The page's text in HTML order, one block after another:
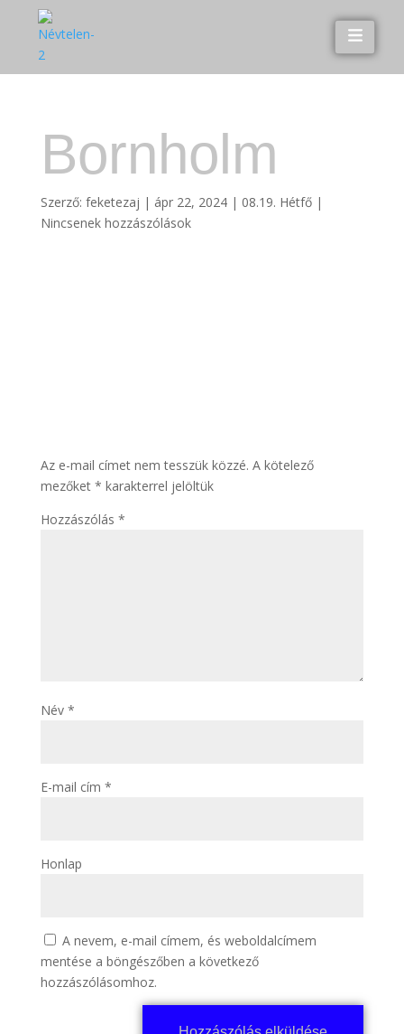
Bornholm
Szerző: feketezaj | ápr 22, 2024| 08.19. Hétfő|
Nincsenek hozzászólások
Az e-mail címet nem tesszük közzé. A kötelező
mezőket * karakterrel jelöltük
Hozzászólás *
Név *
E-mail cím *
Honlap
A nevem, e-mail címem, és weboldalcímem
mentése a böngészőben a következő
hozzászólásomhoz.